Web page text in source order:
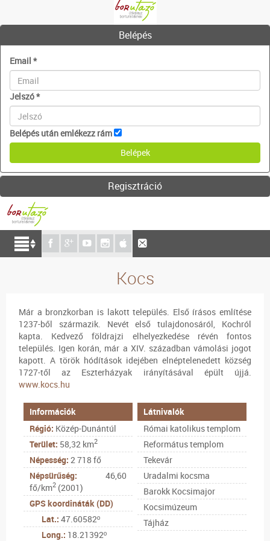
Belépés
Email *
Jelszó*
Belépés után emlékezz rám
Regisztráció
Kocs
Már a bronzkorban is lakott település. Első írásos említése
1237-ből származik. Nevét első tulajdonosáról, Kochról
kapta. Kedvező földrajzi elhelyezkedése révén fontos
település. Igen korán, már a XIV. században vámolási jogot
kapott. A török hódítások idejében elnéptelenedett község
1727-től az Eszterházyak irányításával épült újjá.
www.kocs.hu
Információk
Régió: Közép-Dunántúl
Terület: 58,32 km2
Népesség: 2 718 fő
Népsürűség: 46,60
fő/km2(2001)
GPS koordináták (DD)
Lat.: 47.60582º
Long.: 18.21392º
Látnivalók
Római katolikus templom
Református templom
Tekevár
Uradalmi kocsma
Barokk Kocsimajor
Kocsimúzeum
Tájház